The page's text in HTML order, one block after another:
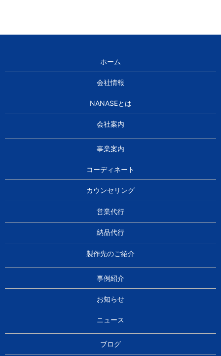
ホーム
会社情報
NANASEとは
会社案内
事業案内
コーディネート
カウンセリング
営業代行
納品代行
製作先のご紹介
事例紹介
お知らせ
ニュース
ブログ